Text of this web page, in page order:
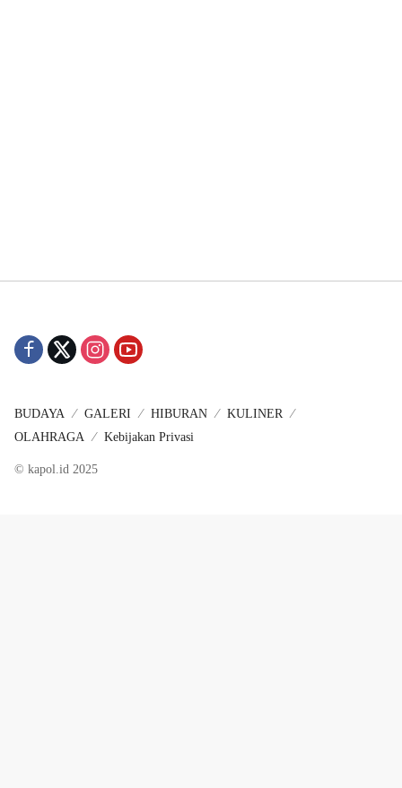
BUDAYA GALERI HIBURAN
KULINER
OLAHRAGA
Kebijakan Privasi
© kapol.id 2025